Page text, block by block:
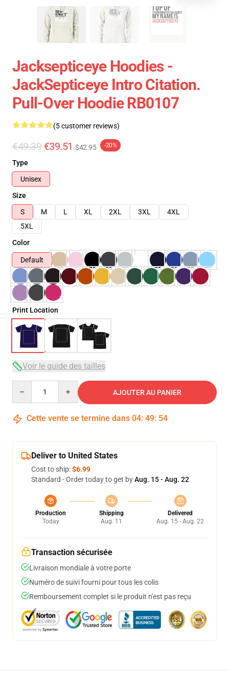
Jacksepticeye Hoodies -
JackSepticeye Intro Citation.
Pull-Over Hoodie RB0107
(5 customer reviews)
€49.39 €39.51 $42.95 -20%
Type
Unisex
Size
S
M L XL 2XL 3XL
4XL
5XL
Color
Default
Print Location
Voir le guide des tailles
AJOUTER AU PANIER
Cette vente se termine dans 04: 49: 54
Deliver to United States
Cost to ship:$6.99
Standard - Order today to get byAug. 15 - Aug. 22
Production
Today
Shipping
Aug. 11
Delivered
Aug. 15 - Aug. 22
Transaction sécurisée
Livraison mondiale à votre porte
Numéro de suivi fourni pour tous les colis
Remboursement complet si le produit n'est pas reçu